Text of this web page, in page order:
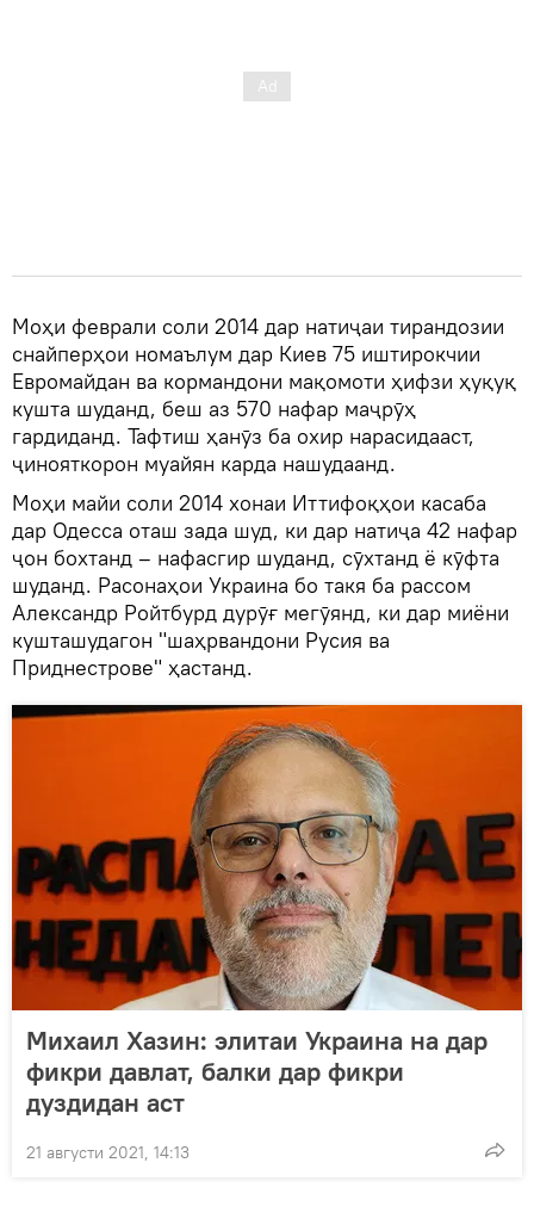
Моҳи феврали соли 2014 дар натиҷаи тирандозии
снайперҳои номаълум дар Киев 75 иштирокчии
Евромайдан ва кормандони мақомоти ҳифзи ҳуқуқ
кушта шуданд, беш аз 570 нафар маҷрӯҳ
гардиданд. Тафтиш ҳанӯз ба охир нарасидааст,
ҷинояткорон муайян карда нашудаанд.
Моҳи майи соли 2014 хонаи Иттифоқҳои касаба
дар Одесса оташ зада шуд, ки дар натиҷа 42 нафар
ҷон бохтанд – нафасгир шуданд, сӯхтанд ё кӯфта
шуданд. Расонаҳои Украина бо такя ба рассом
Александр Ройтбурд дурӯғ мегӯянд, ки дар миёни
кушташудагон "шаҳрвандони Русия ва
Приднестрове" ҳастанд.
Михаил Хазин: элитаи Украина на дар
фикри давлат, балки дар фикри
дуздидан аст
21 августи 2021, 14:13